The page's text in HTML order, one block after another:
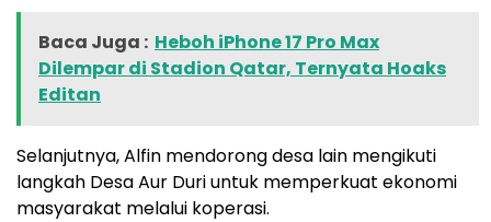
Baca Juga : Heboh iPhone 17 Pro Max
Dilempar di Stadion Qatar, Ternyata Hoaks
Editan
Selanjutnya, Alfin mendorong desa lain mengikuti
langkah Desa Aur Duri untuk memperkuat ekonomi
masyarakat melalui koperasi.